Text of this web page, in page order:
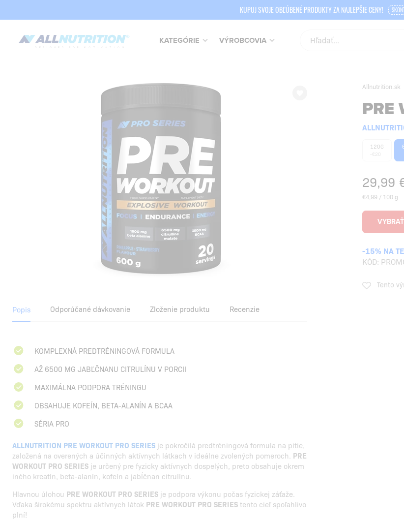
KUPUJ SVOJE OBĽÚBENÉ PRODUKTY ZA NAJLEPŠIE CENY!
KATEGÓRIE VÝROBCOVIA
Allnutrition.sk
PRE
120G
-€20
29,99
€4,99 / 100 g
-15% NA
KÓD:
Tento
Popis Odporúčané dávkovanie Zloženie produktu Recenzie
KOMPLEXNÁ PREDTRÉNINGOVÁ FORMULA
AŽ 6500 MG JABĽČNANU CITRULÍNU V PORCII
MAXIMÁLNA PODPORA TRÉNINGU
OBSAHUJE KOFEÍN, BETA-ALANÍN A BCAA
SÉRIA PRO
ALLNUTRITION PRE WORKOUT PRO SERIES je pokročilá predtréningová formula na pitie,
založená na overených a účinných aktívnych látkach v ideálne zvolených pomeroch. PRE
WORKOUT PRO SERIES je určený pre fyzicky aktívnych dospelých, preto obsahuje okrem
iného kreatín, beta-alanín, kofeín a jabĺčnan citrulínu.
Hlavnou úlohou PRE WORKOUT PRO SERIES je podpora výkonu počas fyzickej záťaže.
Vďaka širokému spektru aktívnych látok PRE WORKOUT PRO SERIEStento cieľ spoľahlivo
plní!